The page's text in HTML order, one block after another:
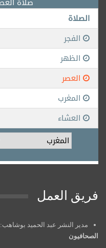
فريق العمل
مدير النشر عبد الحميد بوشاهب: 0628236750
الصحافيون